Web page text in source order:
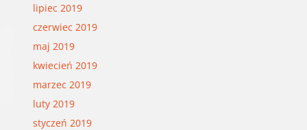
lipiec 2019
czerwiec 2019
maj 2019
kwiecień 2019
marzec 2019
luty 2019
styczeń 2019